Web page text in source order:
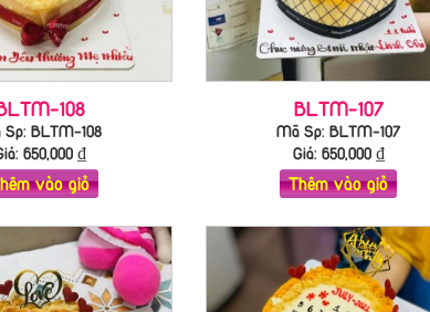
108
BLTM-108
650,000₫
vào giỏ
BLTM-107
Mã Sp: BLTM-107
Giá: 650,000₫
Thêm vào giỏ